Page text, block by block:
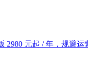
元起 / 年，规避